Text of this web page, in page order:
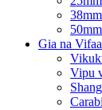
Gia na Vifaa
Vipu